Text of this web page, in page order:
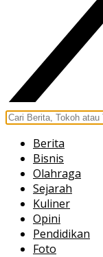
Berita
Bisnis
Olahraga
Sejarah
Kuliner
Opini
Pendidikan
Foto